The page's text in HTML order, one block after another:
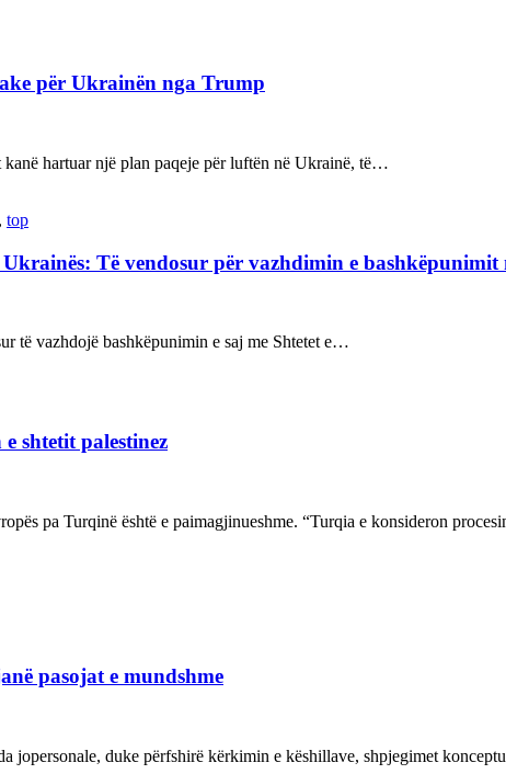
për Ukrainën nga Trump
hartuar një plan paqeje për luftën në Ukrainë, të…
, top
Të vendosur për vazhdimin e bashkëpunimit
të vazhdojë bashkëpunimin e saj me Shtetet e…
shtetit palestinez
pa Turqinë është e paimagjinueshme. “Turqia e konsideron
pasojat e mundshme
jopersonale, duke përfshirë kërkimin e këshillave, shpjegimet